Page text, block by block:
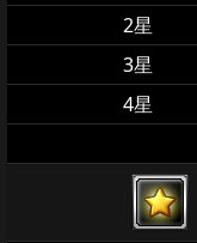
2星
3星
4星